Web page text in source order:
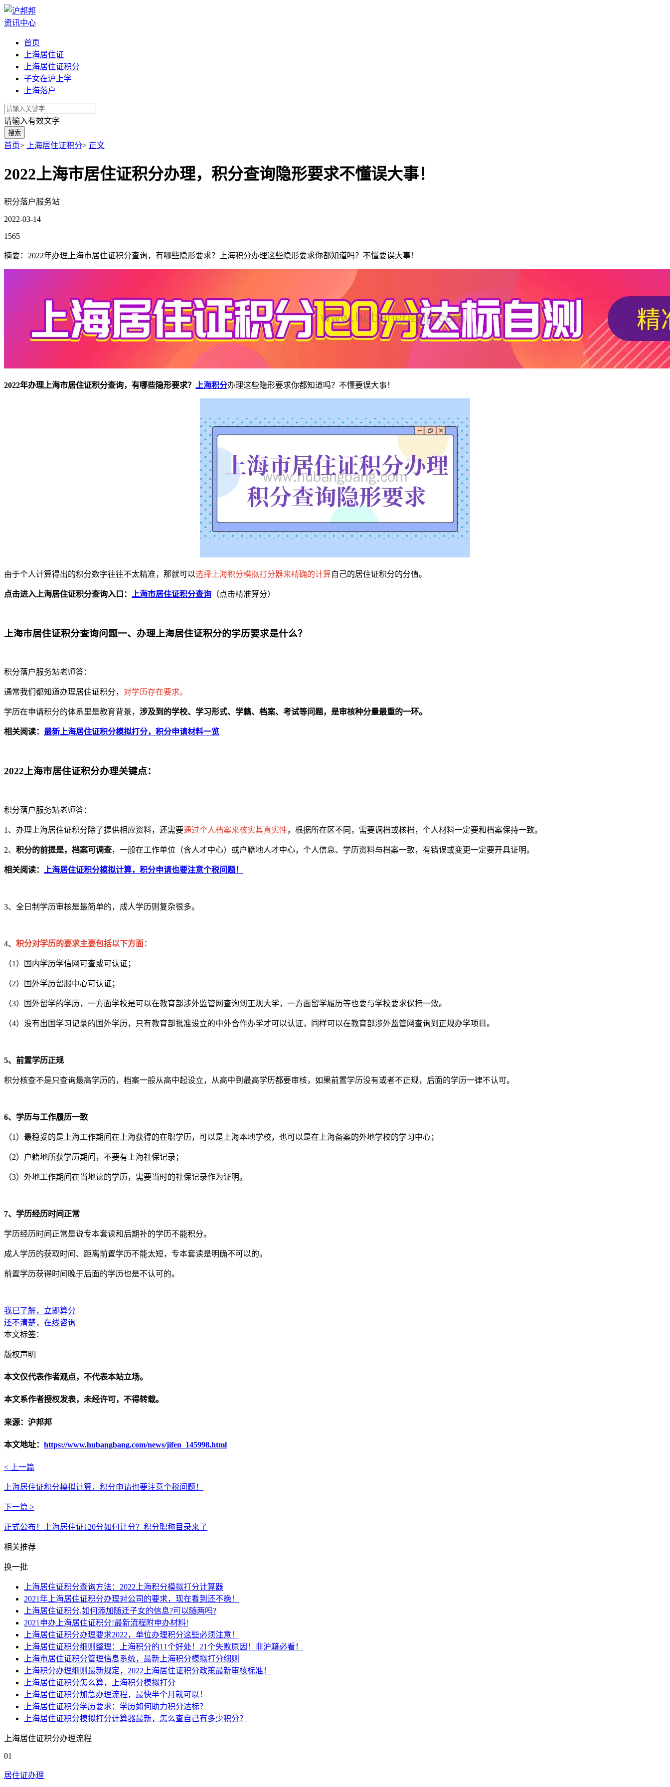
资讯中心
首页
上海居住证
上海居住证积分
子女在沪上学
上海落户
请输入有效文字
搜索
首页> 上海居住证积分> 正文
2022上海市居住证积分办理，积分查询隐形要求不懂误大事！
积分落户服务站
2022-03-14
1565
摘要：2022年办理上海市居住证积分查询，有哪些隐形要求？上海积分办理这些隐形要求你都知道吗？不懂要误大事！
2022年办理上海市居住证积分查询，有哪些隐形要求？ 上海积分办理这些隐形要求你都知道吗？不懂要误大事！
由于个人计算得出的积分数字往往不太精准，那就可以选择上海积分模拟打分器来精确的计算自己的居住证积分的分值。
点击进入上海居住证积分查询入口： 上海市居住证积分查询 （点击精准算分）
上海市居住证积分查询问题一、办理上海居住证积分的学历要求是什么？
积分落户服务站老师答：
通常我们都知道办理居住证积分， 对学历存在要求。
学历在申请积分的体系里是教育背景， 涉及到的学校、学习形式、学籍、档案、考试等问题，是审核种分量最重的一环。
相关阅读： 最新上海居住证积分模拟打分，积分申请材料一览
2022上海市居住证积分办理关键点：
积分落户服务站老师答：
1、办理上海居住证积分除了提供相应资料，还需要通过个人档案来核实其真实性，根据所在区不同，需要调档或核档，个人材料一定要和档案保持一致。
2、 积分的前提是，档案可调查，一般在工作单位（含人才中心）或户籍地人才中心，个人信息、学历资料与档案一致，有错误或变更一定要开具证明。
相关阅读： 上海居住证积分模拟计算，积分申请也要注意个税问题！
3、全日制学历审核是最简单的，成人学历则复杂很多。
4、 积分对学历的要求主要包括以下方面：
（1）国内学历学信网可查或可认证；
（2）国外学历留服中心可认证；
（3）国外留学的学历，一方面学校是可以在教育部涉外监管网查询到正规大学，一方面留学履历等也要与学校要求保持一致。
（4）没有出国学习记录的国外学历，只有教育部批准设立的中外合作办学才可以认证，同样可以在教育部涉外监管网查询到正规办学项目。
5、前置学历正规
积分核查不是只查询最高学历的，档案一般从高中起设立，从高中到最高学历都要审核，如果前置学历没有或者不正规，后面的学历一律不认可。
6、学历与工作履历一致
（1）最稳妥的是上海工作期间在上海获得的在职学历，可以是上海本地学校，也可以是在上海备案的外地学校的学习中心；
（2）户籍地所获学历期间，不要有上海社保记录；
（3）外地工作期间在当地读的学历，需要当时的社保记录作为证明。
7、学历经历时间正常
学历经历时间正常是说专本套读和后期补的学历不能积分。
成人学历的获取时间、距离前置学历不能太短，专本套读是明确不可以的。
前置学历获得时间晚于后面的学历也是不认可的。
我已了解，立即算分
还不清楚，在线咨询
本文标签：
版权声明
本文仅代表作者观点，不代表本站立场。
本文系作者授权发表，未经许可，不得转载。
来源：沪邦邦
本文地址： https://www.hubangbang.com/news/jifen_145998.html
< 上一篇
上海居住证积分模拟计算，积分申请也要注意个税问题！
下一篇 >
正式公布！上海居住证120分如何计分？积分职称目录来了
相关推荐
换一批
上海居住证积分查询方法：2022上海积分模拟打分计算器
2021年上海居住证积分办理对公司的要求，现在看到还不晚！
上海居住证积分,如何添加随迁子女的信息?可以随两吗?
2021申办上海居住证积分!最新流程附申办材料!
上海居住证积分办理要求2022，单位办理积分这些必须注意！
上海居住证积分细则整理：上海积分的11个好处！21个失败原因！非沪籍必看！
上海市居住证积分管理信息系统，最新上海积分模拟打分细则
上海积分办理细则最新规定，2022上海居住证积分政策最新审核标准！
上海居住证积分怎么算，上海积分模拟打分
上海居住证积分加急办理流程，最快半个月就可以！
上海居住证积分学历要求：学历如何助力积分达标？
上海居住证积分模拟打分计算器最新，怎么查自己有多少积分？
上海居住证积分办理流程
01
居住证办理